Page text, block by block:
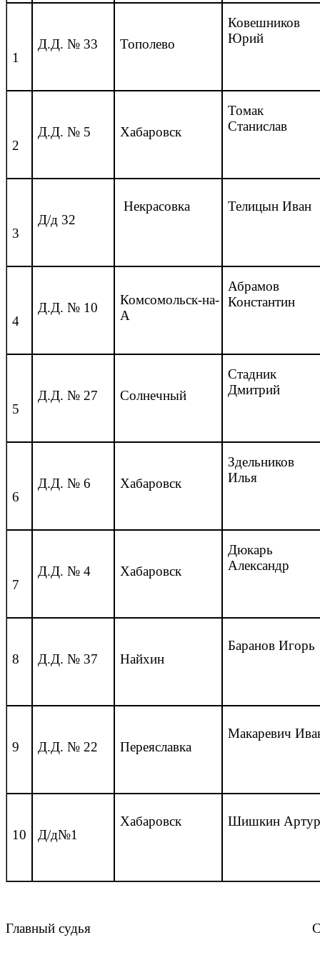
1
Д.Д. № 33 Тополево
Ковешников
Юрий
2
Д.Д. № 5 Хабаровск
Томак
Станислав
3
Д/д 32
Некрасовка Телицын Иван
4
Д.Д. № 10
Комсомольск-на-
А
Абрамов
Константин
5
Д.Д. № 27 Солнечный
Стадник
Дмитрий
6
Д.Д. № 6 Хабаровск
Здельников
Илья
7
Д.Д. № 4 Хабаровск
Дюкарь
Александр
8 Д.Д. № 37 Найхин
Баранов Игорь
9 Д.Д. № 22 Переяславка
Макаревич
10 Д/д№1
Хабаровск Шишкин
Главный судья